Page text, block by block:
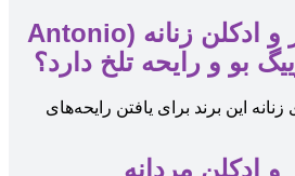
کدام سری عطر و ادکلن زنانه (Antonio
این برند برای یافتن رایحه‌های
ادکلن مردانه